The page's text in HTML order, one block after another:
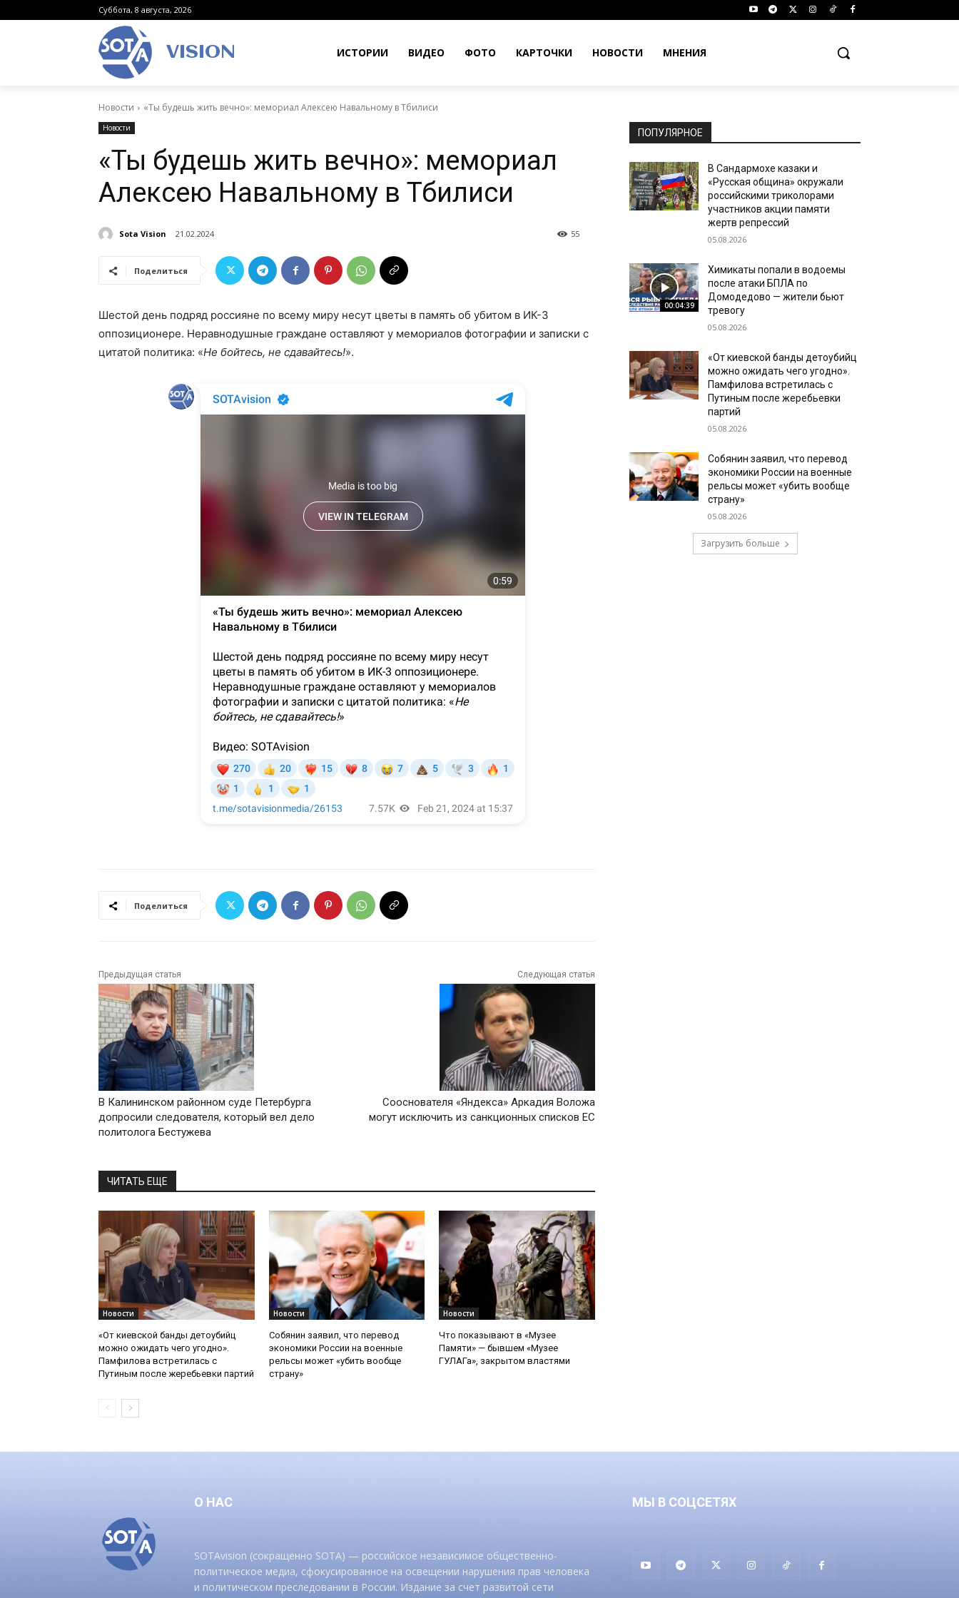
Суббота, 8 августа, 2026
VISION ИСТОРИИ ВИДЕО ФОТО КАРТОЧКИ НОВОСТИ МНЕНИЯ
Новости «Ты будешь жить вечно»: мемориал Алексею Навальному в Тбилиси
Новости
«Ты будешь жить вечно»: мемориал
Алексею Навальному в Тбилиси
Sota Vision 21.02.2024 55
Поделиться
Шестой день подряд россияне по всему миру несут цветы в память об убитом в ИК-3
оппозиционере. Неравнодушные граждане оставляют у мемориалов фотографии и записки с
цитатой политика: «Не бойтесь, не сдавайтесь!».
Поделиться
Предыдущая статья
В Калининском районном суде Петербурга
допросили следователя, который вел дело
политолога Бестужева
Следующая статья
Сооснователя «Яндекса» Аркадия Воложа
могут исключить из санкционных списков ЕС
ЧИТАТЬ ЕЩЕ
Новости
«От киевской банды детоубийц
можно ожидать чего угодно».
Памфилова встретилась с
Путиным после жеребьевки партий
Новости
Собянин заявил, что перевод
экономики России на военные
рельсы может «убить вообще
страну»
Новости
Что показывают в «Музее
Памяти» — бывшем «Музее
ГУЛАГа», закрытом властями
ПОПУЛЯРНОЕ
В Сандармохе казаки и
«Русская община» окружали
российскими триколорами
участников акции памяти
жертв репрессий
05.08.2026
00:04:39
Химикаты попали в водоемы
после атаки БПЛА по
Домодедово — жители бьют
тревогу
05.08.2026
«От киевской банды детоубийц
можно ожидать чего угодно».
Памфилова встретилась с
Путиным после жеребьевки
партий
05.08.2026
Собянин заявил, что перевод
экономики России на военные
рельсы может «убить вообще
страну»
05.08.2026
Загрузить больше
О НАС
SOTAvision (сокращенно SOTA) — российское независимое общественно-
политическое медиа, сфокусированное на освещении нарушения прав человека
и политическом преследовании в России. Издание за счет развитой сети
МЫ В СОЦСЕТЯХ